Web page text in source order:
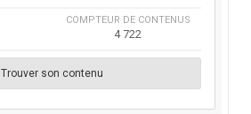
COMPTEUR DE CONTENUS
4 722
Trouver son contenu